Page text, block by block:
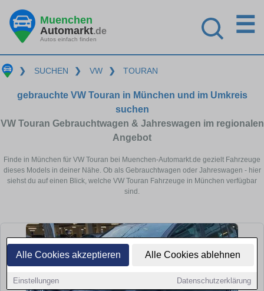
Alle Cookies akzeptieren Alle Cookies ablehnen
Einstellungen Datenschutzerklärung
Muenchen
Automarkt.de
Autos einfach finden
☰
❯ SUCHEN ❯ VW ❯ TOURAN
gebrauchte VW Touran in München und im Umkreis
suchen
VW Touran Gebrauchtwagen & Jahreswagen im regionalen
Angebot
Finde in München für VW Touran bei Muenchen-Automarkt.de gezielt Fahrzeuge
dieses Models in deiner Nähe. Ob als Gebrauchtwagen oder Jahreswagen - hier
siehst du auf einen Blick, welche VW Touran Fahrzeuge in München verfügbar
sind.